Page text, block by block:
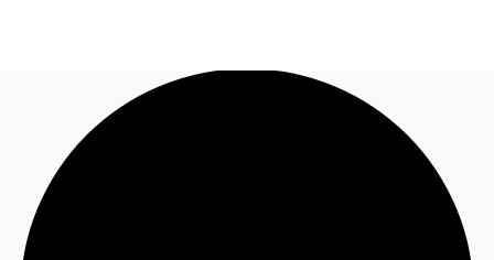
Blog
Données marchés
Appelez maintenant